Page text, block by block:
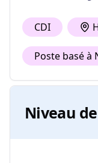
CDI
Poste basé
Niveau